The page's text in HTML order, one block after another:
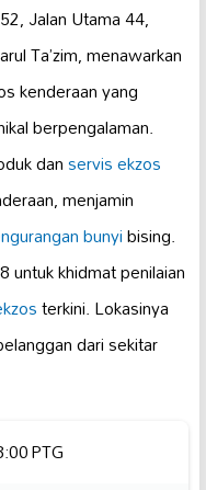
Jalan Utama 44,
Ta’zim, menawarkan
kenderaan yang
berpengalaman.
danservis ekzos
menjamin
bunyibising.
khidmat penilaian
terkini. Lokasinya
dari sekitar
PTG